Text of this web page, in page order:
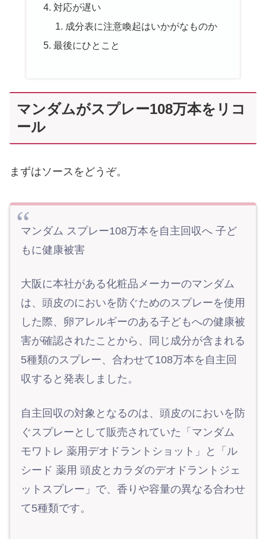
対応が遅い
成分表に注意喚起はいかがなものか
最後にひとこと
マンダムがスプレー108万本をリコ
ール
まずはソースをどうぞ。
マンダム スプレー108万本を自主回収へ 子ど
もに健康被害
大阪に本社がある化粧品メーカーのマンダム
は、頭皮のにおいを防ぐためのスプレーを使用
した際、卵アレルギーのある子どもへの健康被
害が確認されたことから、同じ成分が含まれる
5種類のスプレー、合わせて108万本を自主回
収すると発表しました。
自主回収の対象となるのは、頭皮のにおいを防
ぐスプレーとして販売されていた「マンダム
モワトレ 薬用デオドラントショット」と「ル
シード 薬用 頭皮とカラダのデオドラントジェ
ットスプレー」で、香りや容量の異なる合わせ
て5種類です。